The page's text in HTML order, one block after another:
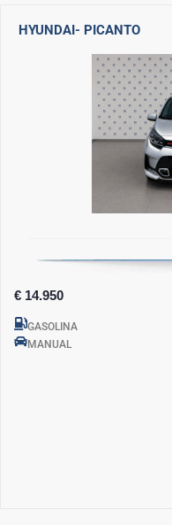
HYUNDAI- PICANTO
€ 14.950
GASOLINA
MANUAL